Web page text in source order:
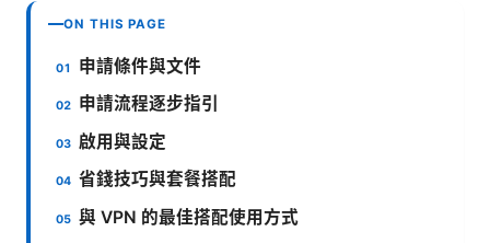
ON THIS PAGE
申請條件與文件
申請流程逐步指引
啟用與設定
省錢技巧與套餐搭配
與 VPN 的最佳搭配使用方式